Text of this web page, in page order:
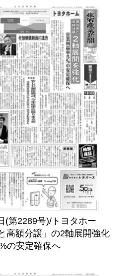
(第2289号)/トヨタホー
高額分譲」の2軸展開強化
の安定確保へ